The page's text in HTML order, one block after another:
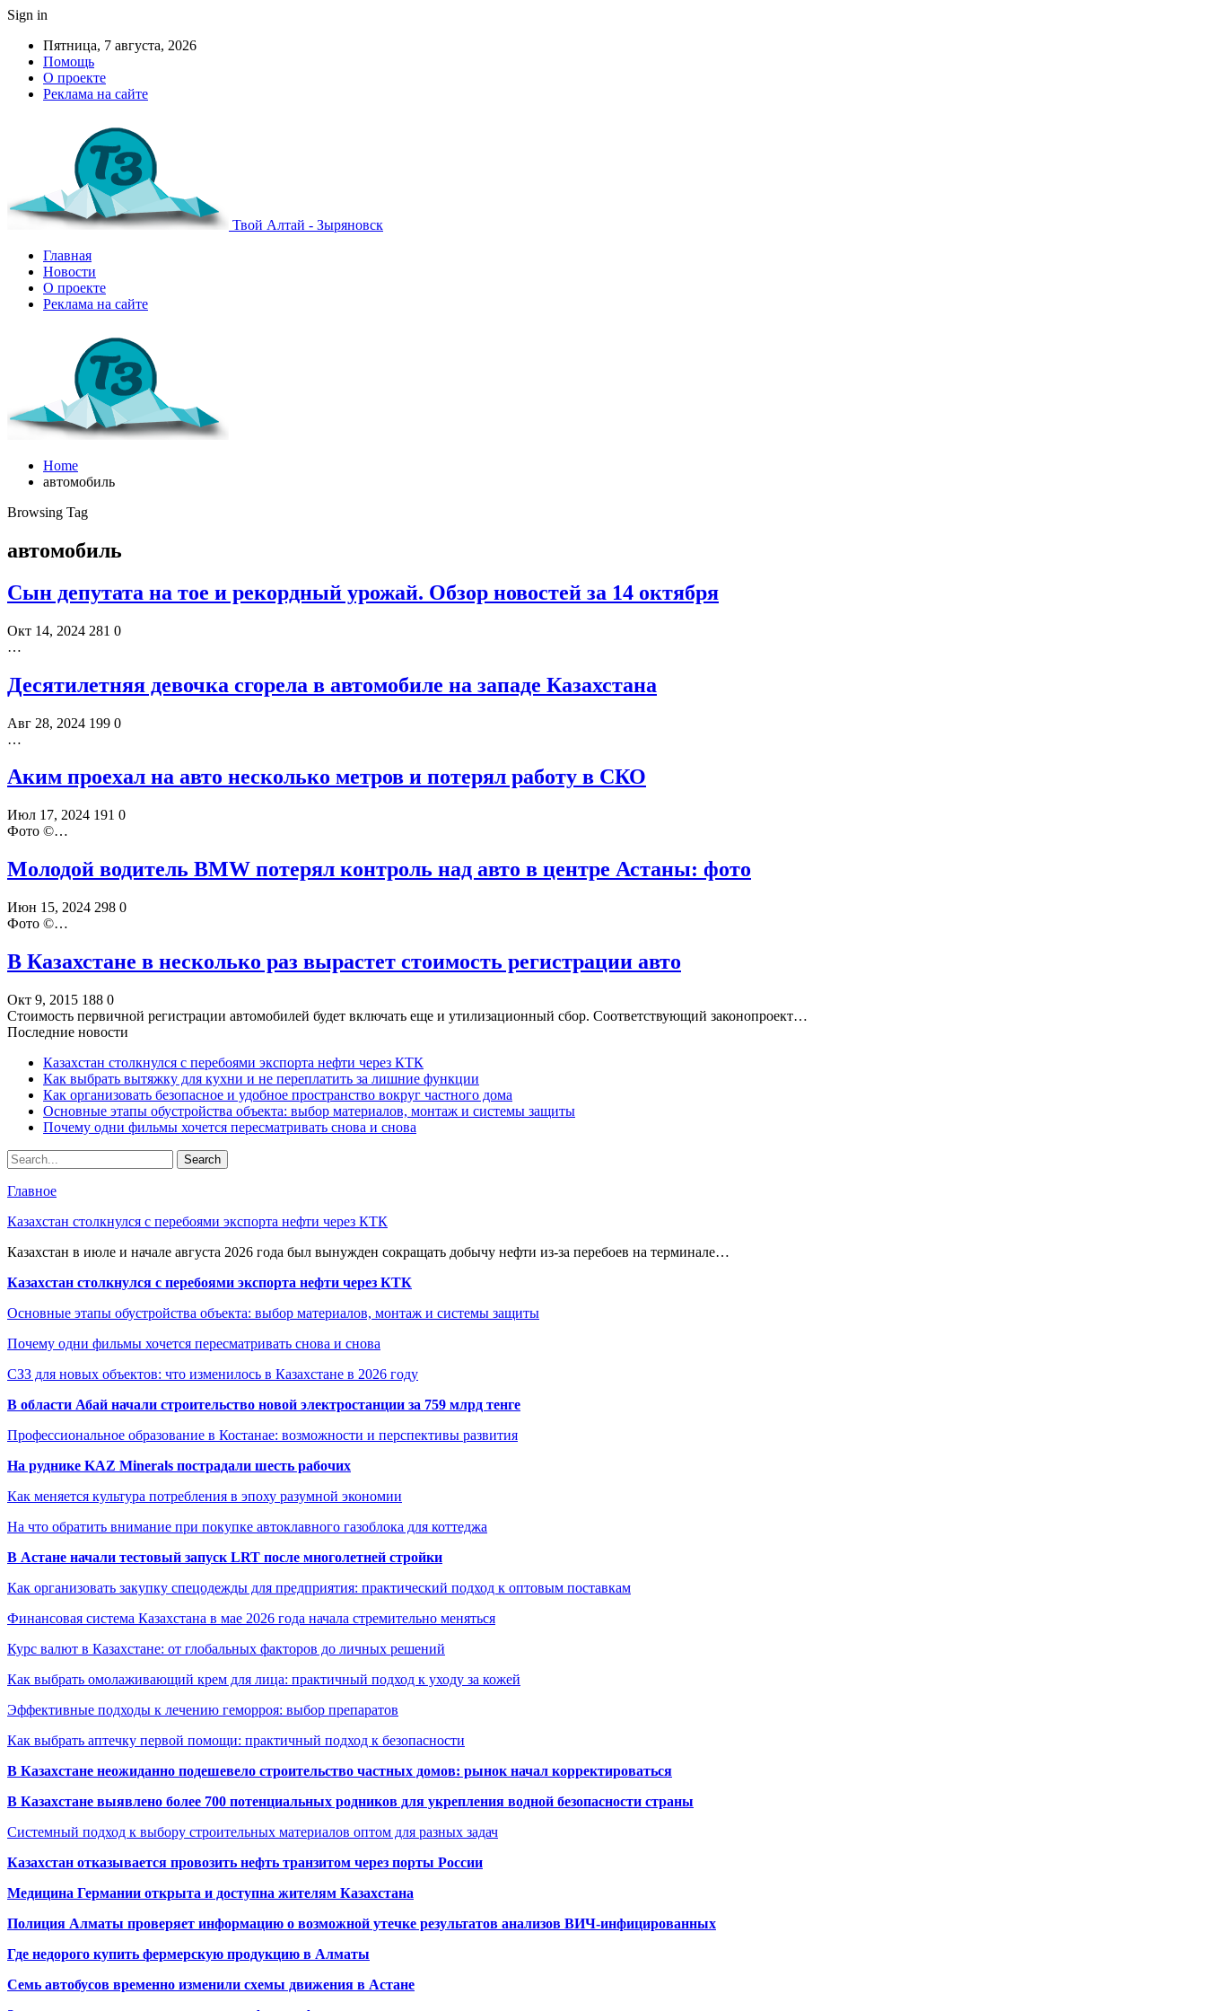
Sign in
Пятница, 7 августа, 2026
Помощь
О проекте
Реклама на сайте
Твой Алтай - Зыряновск
Главная
Новости
О проекте
Реклама на сайте
Home
автомобиль
Browsing Tag
автомобиль
Сын депутата на тое и рекордный урожай. Обзор новостей за 14 октября
Окт 14, 2024 281 0
…
Десятилетняя девочка сгорела в автомобиле на западе Казахстана
Авг 28, 2024 199 0
…
Аким проехал на авто несколько метров и потерял работу в СКО
Июл 17, 2024 191 0
Фото ©️…
Молодой водитель BMW потерял контроль над авто в центре Астаны: фото
Июн 15, 2024 298 0
Фото ©️…
В Казахстане в несколько раз вырастет стоимость регистрации авто
Окт 9, 2015 188 0
Стоимость первичной регистрации автомобилей будет включать еще и утилизационный сбор. Соответствующий законопроект…
Последние новости
Казахстан столкнулся с перебоями экспорта нефти через КТК
Как выбрать вытяжку для кухни и не переплатить за лишние функции
Как организовать безопасное и удобное пространство вокруг частного дома
Основные этапы обустройства объекта: выбор материалов, монтаж и системы защиты
Почему одни фильмы хочется пересматривать снова и снова
Главное
Казахстан столкнулся с перебоями экспорта нефти через КТК
Казахстан в июле и начале августа 2026 года был вынужден сокращать добычу нефти из-за перебоев на терминале…
Казахстан столкнулся с перебоями экспорта нефти через КТК
Основные этапы обустройства объекта: выбор материалов, монтаж и системы защиты
Почему одни фильмы хочется пересматривать снова и снова
СЗЗ для новых объектов: что изменилось в Казахстане в 2026 году
В области Абай начали строительство новой электростанции за 759 млрд тенге
Профессиональное образование в Костанае: возможности и перспективы развития
На руднике KAZ Minerals пострадали шесть рабочих
Как меняется культура потребления в эпоху разумной экономии
На что обратить внимание при покупке автоклавного газоблока для коттеджа
В Астане начали тестовый запуск LRT после многолетней стройки
Как организовать закупку спецодежды для предприятия: практический подход к оптовым поставкам
Финансовая система Казахстана в мае 2026 года начала стремительно меняться
Курс валют в Казахстане: от глобальных факторов до личных решений
Как выбрать омолаживающий крем для лица: практичный подход к уходу за кожей
Эффективные подходы к лечению геморроя: выбор препаратов
Как выбрать аптечку первой помощи: практичный подход к безопасности
В Казахстане неожиданно подешевело строительство частных домов: рынок начал корректироваться
В Казахстане выявлено более 700 потенциальных родников для укрепления водной безопасности страны
Системный подход к выбору строительных материалов оптом для разных задач
Казахстан отказывается провозить нефть транзитом через порты России
Медицина Германии открыта и доступна жителям Казахстана
Полиция Алматы проверяет информацию о возможной утечке результатов анализов ВИЧ-инфицированных
Где недорого купить фермерскую продукцию в Алматы
Семь автобусов временно изменили схемы движения в Астане